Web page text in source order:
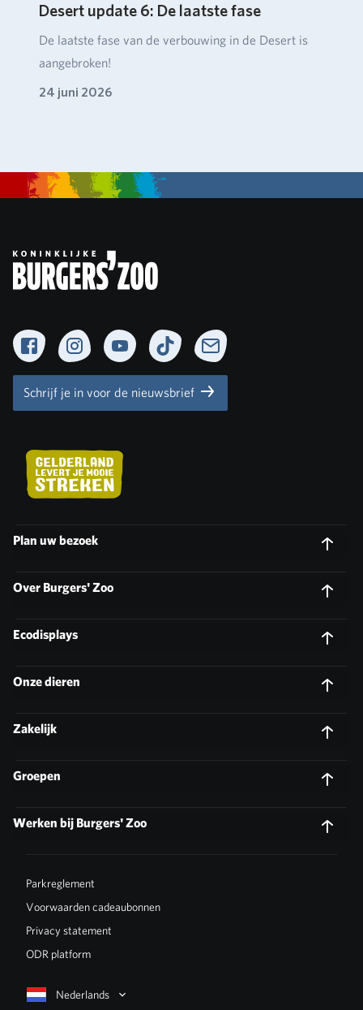
Desert update 6: De laatste fase
De laatste fase van de verbouwing in de Desert is
aangebroken!
24 juni 2026
FacebookInstagramYouTubeTikTok Newsletter
Schrijf je in voor de nieuwsbrief
Plan uw bezoek
Over Burgers' Zoo
Ecodisplays
Onze dieren
Zakelijk
Groepen
Werken bij Burgers' Zoo
Nederlands
Parkreglement
Voorwaarden cadeaubonnen
Privacy statement
ODR platform